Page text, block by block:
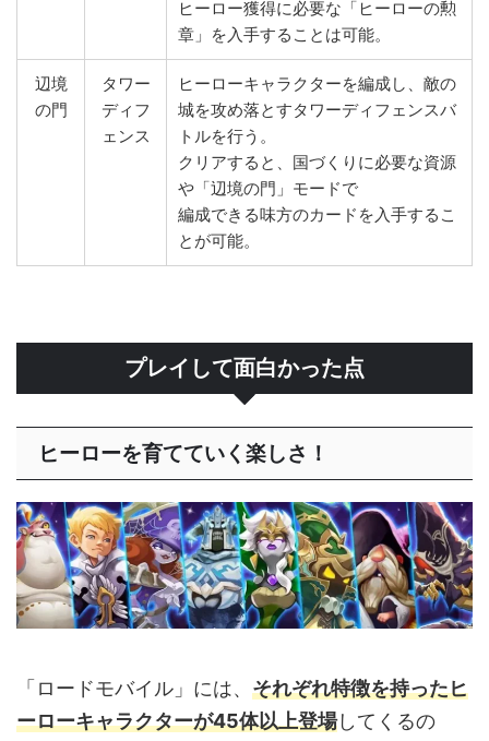
ヒーロー獲得に必要な「ヒーローの勲
章」を入手することは可能。
辺境
の門
タワー
ディフ
ェンス
ヒーローキャラクターを編成し、敵の
城を攻め落とすタワーディフェンスバ
トルを行う。
クリアすると、国づくりに必要な資源
や「辺境の門」モードで
編成できる味方のカードを入手するこ
とが可能。
プレイして面白かった点
ヒーローを育てていく楽しさ！
「ロードモバイル」には、 それぞれ特徴を持ったヒ
ーローキャラクターが45体以上登場してくるの